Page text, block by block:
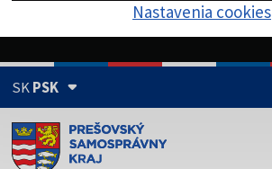
Nastavenia cookies
SKPSK
Doména psk.sk je oficiálna